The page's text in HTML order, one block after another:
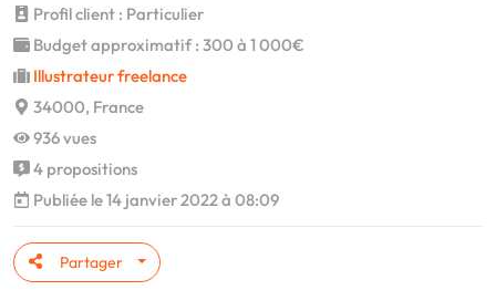
Profil client : Particulier
Budget approximatif : 300 à 1 000€
Illustrateur freelance
34000, France
936 vues
4 propositions
Publiée le 14 janvier 2022 à 08:09
Partager